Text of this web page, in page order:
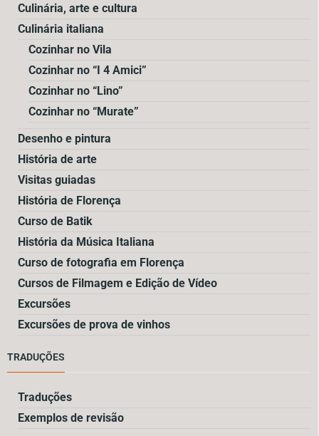
Culinária, arte e cultura
Culinária italiana
Cozinhar no Vila
Cozinhar no “I 4 Amici”
Cozinhar no “Lino”
Cozinhar no “Murate”
Desenho e pintura
História de arte
Visitas guiadas
História de Florença
Curso de Batik
História da Música Italiana
Curso de fotografia em Florença
Cursos de Filmagem e Edição de Vídeo
Excursões
Excursões de prova de vinhos
TRADUÇÕES
Traduções
Exemplos de revisão